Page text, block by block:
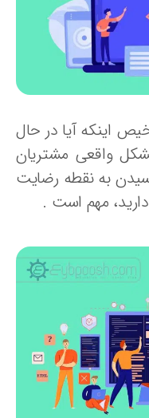
آیا در حال
مشتریان
به نقطه رضایت
مهم است .